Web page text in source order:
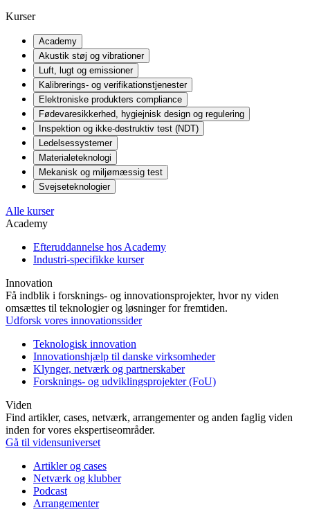
Kurser
Academy
Akustik støj og vibrationer
Luft, lugt og emissioner
Kalibrerings- og verifikationstjenester
Elektroniske produkters compliance
Fødevaresikkerhed, hygiejnisk design og regulering
Inspektion og ikke-destruktiv test (NDT)
Ledelsessystemer
Materialeteknologi
Mekanisk og miljømæssig test
Svejseteknologier
Alle kurser
Academy
Efteruddannelse hos Academy
Industri-specifikke kurser
Innovation
Få indblik i forsknings- og innovationsprojekter, hvor ny viden
omsættes til teknologier og løsninger for fremtiden.
Udforsk vores innovationssider
Teknologisk innovation
Innovationshjælp til danske virksomheder
Klynger, netværk og partnerskaber
Forsknings- og udviklingsprojekter (FoU)
Viden
Find artikler, cases, netværk, arrangementer og anden faglig viden
inden for vores ekspertiseområder.
Gå til vidensuniverset
Artikler og cases
Netværk og klubber
Podcast
Arrangementer